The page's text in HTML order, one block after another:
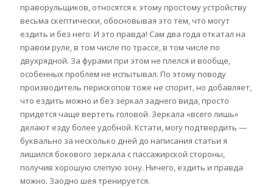
праворульщиков, относятся к этому простому устройству
весьма скептически, обосновывая это тем, что могут
ездить и без него. И это правда! Сам два года откатал на
правом руле, в том числе по трассе, в том числе по
двухрядной. За фурами при этом не плелся и вообще,
особенных проблем не испытывал. По этому поводу
производитель перископов тоже не спорит, но добавляет,
что ездить можно и без зеркал заднего вида, просто
придется чаще вертеть головой. Зеркала «всего лишь»
делают езду более удобной. Кстати, могу подтвердить —
буквально за несколько дней до написания статьи я
лишился бокового зеркала с пассажирской стороны,
получив хорошую слепую зону. Ничего, ездить и правда
можно. Заодно шея тренируется.